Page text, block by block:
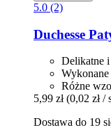
5.0 (2)
Duchesse
Delikatne
Różne
5,99 zł (0,02 zł /
Dostawa do 19